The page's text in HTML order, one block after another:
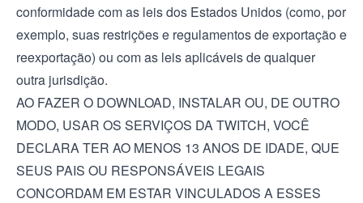
conformidade com as leis dos Estados Unidos (como, por
exemplo, suas restrições e regulamentos de exportação e
reexportação) ou com as leis aplicáveis de qualquer
outra jurisdição.
AO FAZER O DOWNLOAD, INSTALAR OU, DE OUTRO
MODO, USAR OS SERVIÇOS DA TWITCH, VOCÊ
DECLARA TER AO MENOS 13 ANOS DE IDADE, QUE
SEUS PAIS OU RESPONSÁVEIS LEGAIS
CONCORDAM EM ESTAR VINCULADOS A ESSES